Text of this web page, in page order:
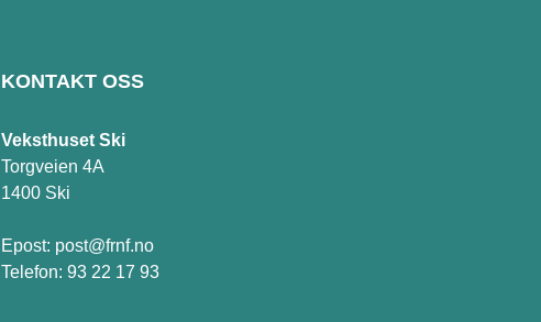
KONTAKT OSS
Veksthuset Ski
Torgveien 4A
1400 Ski
Epost: post@frnf.no
Telefon: 93 22 17 93